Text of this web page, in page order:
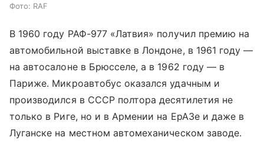
Фото: RAF
В 1960 году РАФ-977 «Латвия» получил премию на
автомобильной выставке в Лондоне, в 1961 году —
на автосалоне в Брюсселе, а в 1962 году — в
Париже. Микроавтобус оказался удачным и
производился в СССР полтора десятилетия не
только в Риге, но и в Армении на ЕрАЗе и даже в
Луганске на местном автомеханическом заводе.